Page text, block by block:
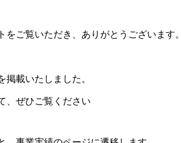
をご覧いただき、ありがとうございます。
掲載いたしました。
、ぜひご覧ください